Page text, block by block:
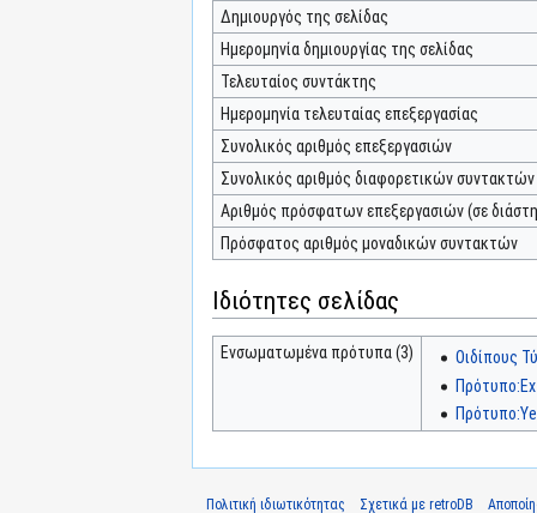
Δημιουργός της σελίδας
Ημερομηνία δημιουργίας της σελίδας
Τελευταίος συντάκτης
Ημερομηνία τελευταίας επεξεργασίας
Συνολικός αριθμός επεξεργασιών
Συνολικός αριθμός διαφορετικών συντακτών
Αριθμός πρόσφατων επεξεργασιών (σε
Πρόσφατος αριθμός μοναδικών συντακτών
Ιδιότητες σελίδας
Ενσωματωμένα πρότυπα (3)
Οιδίπους
Πολιτική ιδιωτικότητας Σχετικά με retroDB